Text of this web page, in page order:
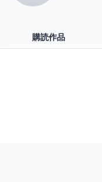
購読作品